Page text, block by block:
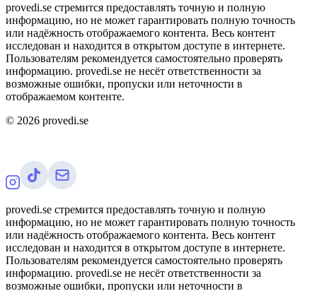
provedi.se стремится предоставлять точную и полную
информацию, но не может гарантировать полную точность
или надёжность отображаемого контента. Весь контент
исследован и находится в открытом доступе в интернете.
Пользователям рекомендуется самостоятельно проверять
информацию. provedi.se не несёт ответственности за
возможные ошибки, пропуски или неточности в
отображаемом контенте.
© 2026 provedi.se
provedi.se стремится предоставлять точную и полную
информацию, но не может гарантировать полную точность
или надёжность отображаемого контента. Весь контент
исследован и находится в открытом доступе в интернете.
Пользователям рекомендуется самостоятельно проверять
информацию. provedi.se не несёт ответственности за
возможные ошибки, пропуски или неточности в